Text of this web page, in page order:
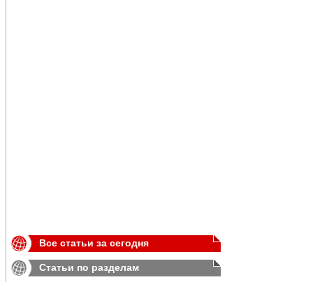
Все статьи за сегодня
Статьи по разделам